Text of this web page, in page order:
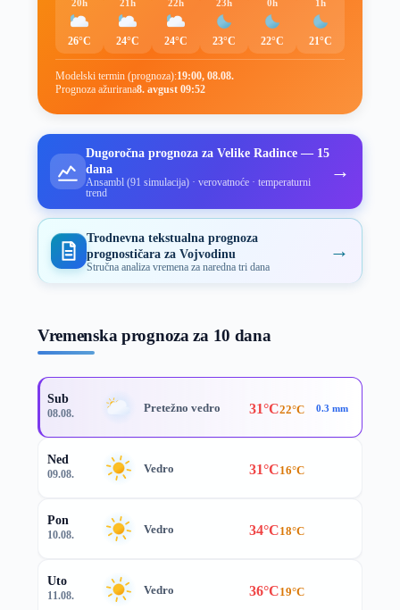
20h
26°C
21h
24°C
22h
24°C
23h
23°C
0h
22°C
1h
21°C
Modelski termin (prognoza):19:00, 08.08.
Prognoza ažurirana8. avgust 09:52
Dugoročna prognoza za Velike Radince — 15
dana
Ansambl (91 simulacija) · verovatnoće · temperaturni
trend
→
Trodnevna tekstualna prognoza
prognostičara za Vojvodinu
Stručna analiza vremena za naredna tri dana
→
Vremenska prognoza za 10 dana
Sub
08.08. Pretežno vedro 31°C22°C 0.3 mm
Ned
09.08. Vedro 31°C16°C
Pon
10.08. Vedro 34°C18°C
Uto
11.08. Vedro 36°C19°C